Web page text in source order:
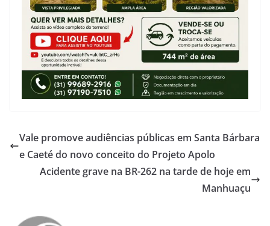
Vale promove audiências públicas em Santa Bárbara
e Caeté do novo conceito do Projeto Apolo
Acidente grave na BR-262 na tarde de hoje em
Manhuaçu